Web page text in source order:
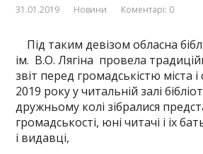
31.01.2019 Новини Коментарі: 0
Під таким девізом обласна
ім. В.О. Лягіна провела
звіт перед громадськістю міста і
2019 року у читальній залі
дружньому колі зібралися
громадськості, юні читачі і іх
і видавці,